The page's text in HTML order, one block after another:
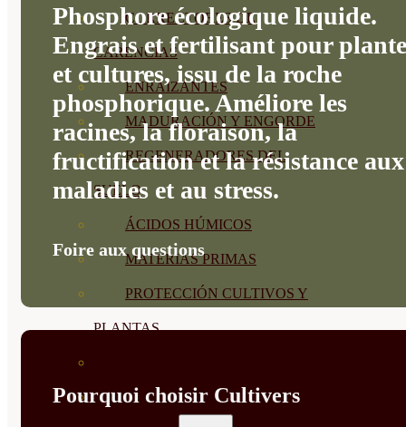
CORRECTORES DE
CARENCIAS
ENRAIZANTES
MADURACIÓN Y ENGORDE
REGENERADORES DEL
SUELO
ÁCIDOS HÚMICOS
MATERIAS PRIMAS
PROTECCIÓN CULTIVOS Y
PLANTAS
GROWPUNCH
Phosphore écologique liquide.
Engrais et fertilisant pour
et cultures, issu de la roche
phosphorique. Améliore les
racines, la floraison, la
fructification et la résistance aux
maladies et au stress.
Foire aux questions
Pourquoi choisir Cultivers